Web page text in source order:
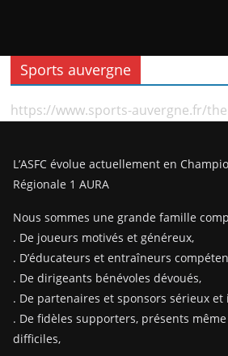
Sports auvergne
https://www.sports-auvergne.fr/
L’ASFC évolue actuellement en
Régionale 1 AURA
Nous sommes une grande famille
. De joueurs motivés et généreux,
. D’éducateurs et entraîneurs
. De dirigeants bénévoles dévoués,
. De partenaires et sponsors sérieux et
. De fidèles supporters, présents
difficiles,